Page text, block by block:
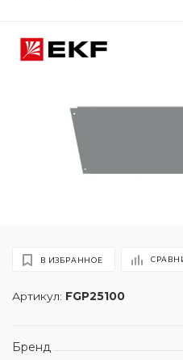
Артикул: FGP25100
В ИЗБРАННОЕ
Бренд